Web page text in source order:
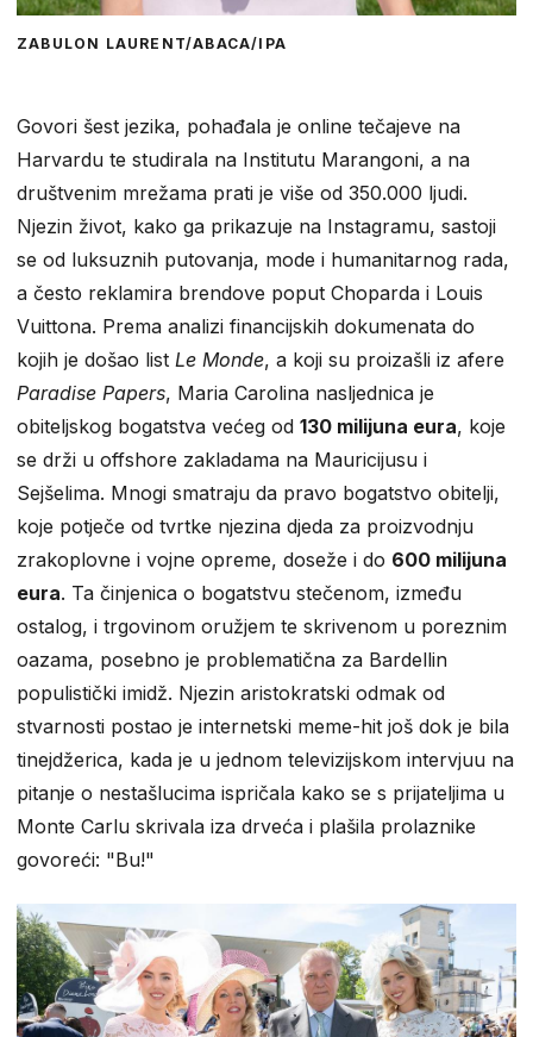
ZABULON LAURENT/ABACA/IPA
Govori šest jezika, pohađala je online tečajeve na
Harvardu te studirala na Institutu Marangoni, a na
društvenim mrežama prati je više od 350.000 ljudi.
Njezin život, kako ga prikazuje na Instagramu, sastoji
se od luksuznih putovanja, mode i humanitarnog rada,
a često reklamira brendove poput Choparda i Louis
Vuittona. Prema analizi financijskih dokumenata do
kojih je došao list Le Monde, a koji su proizašli iz afere
Paradise Papers, Maria Carolina nasljednica je
obiteljskog bogatstva većeg od 130 milijuna eura, koje
se drži u offshore zakladama na Mauricijusu i
Sejšelima. Mnogi smatraju da pravo bogatstvo obitelji,
koje potječe od tvrtke njezina djeda za proizvodnju
zrakoplovne i vojne opreme, doseže i do 600 milijuna
eura. Ta činjenica o bogatstvu stečenom, između
ostalog, i trgovinom oružjem te skrivenom u poreznim
oazama, posebno je problematična za Bardellin
populistički imidž. Njezin aristokratski odmak od
stvarnosti postao je internetski meme-hit još dok je bila
tinejdžerica, kada je u jednom televizijskom intervjuu na
pitanje o nestašlucima ispričala kako se s prijateljima u
Monte Carlu skrivala iza drveća i plašila prolaznike
govoreći: "Bu!"